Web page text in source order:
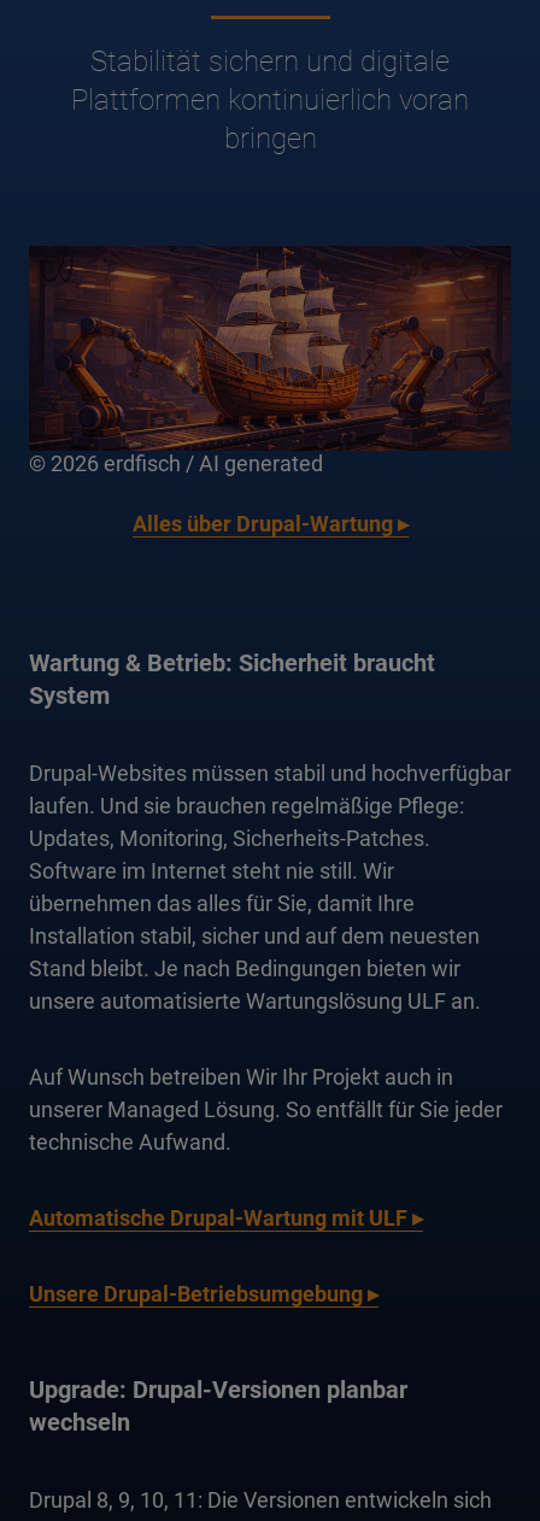
Stabilität sichern und digitale
Plattformen kontinuierlich voran
bringen
© 2026 erdfisch / AI generated
Alles über Drupal-Wartung ▸
Wartung & Betrieb: Sicherheit braucht
System
Drupal-Websites müssen stabil und hochverfügbar
laufen. Und sie brauchen regelmäßige Pflege:
Updates, Monitoring, Sicherheits-Patches.
Software im Internet steht nie still. Wir
übernehmen das alles für Sie, damit Ihre
Installation stabil, sicher und auf dem neuesten
Stand bleibt. Je nach Bedingungen bieten wir
unsere automatisierte Wartungslösung ULF an.
Auf Wunsch betreiben Wir Ihr Projekt auch in
unserer Managed Lösung. So entfällt für Sie jeder
technische Aufwand.
Automatische Drupal-Wartung mit ULF ▸
Unsere Drupal-Betriebsumgebung ▸
Upgrade: Drupal-Versionen planbar
wechseln
Drupal 8, 9, 10, 11: Die Versionen entwickeln sich